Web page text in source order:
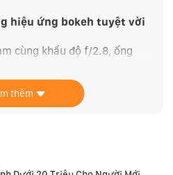
hiệu ứng bokeh tuyệt vời
cùng khẩu độ f/2.8, ống
có cấu tạo khum tròn đem
vời hơn với phông nền mờ
lấy nét trong
thêm